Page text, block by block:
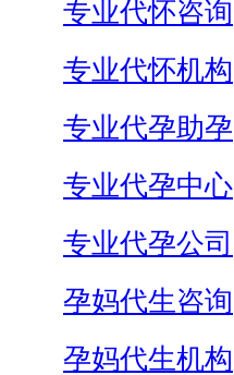
专业代怀咨询
专业代怀机构
专业代孕助孕
专业代孕中心
专业代孕公司
孕妈代生咨询
孕妈代生机构